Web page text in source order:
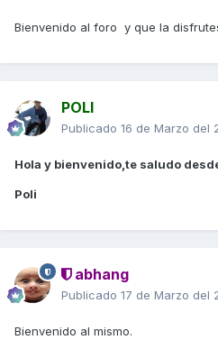
Bienvenido al foro y que la
POLI
Publicado 16 de Marzo del
Hola y bienvenido,te saludo
Poli
abhang
Publicado 17 de Marzo del
Bienvenido al mismo.